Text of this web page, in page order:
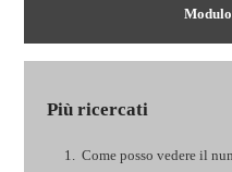
Più ricercati
Come posso vedere il